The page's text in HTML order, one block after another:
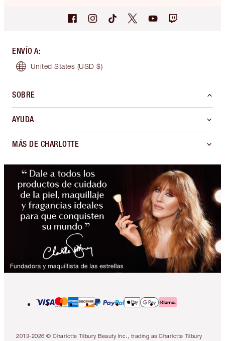
ENVÍO A:
United States (USD $)
SOBRE
AYUDA
MÁS DE CHARLOTTE
2013-2026 © Charlotte Tilbury Beauty Inc., trading as Charlotte Tilbury